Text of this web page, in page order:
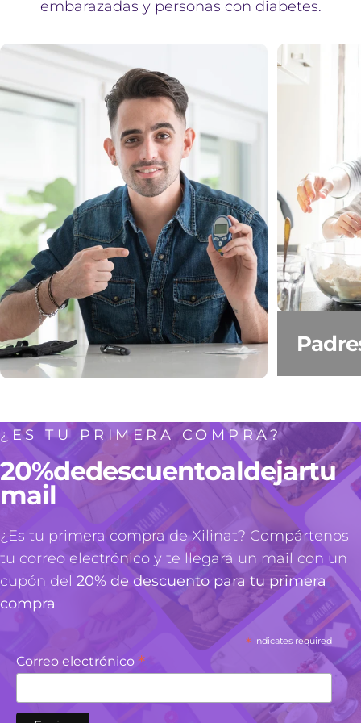
Anónimo
Excelente composición
química y beneficios.
Me encantan sus
propiedades
Noemi Arenmi Gutiérrez Lima
paquete en tiempo y
forma
Feliz de recibir mi paquete
en tiempo y forma.
Anónimo
Excelente producto y el
pack tiene todo lo
necesario
Excelente producto y el
embarazadas y personas con diabetes.
¿ES TU PRIMERA COMPRA?
20%dedescuentoaldejartu
mail
¿Es tu primera compra de Xilinat? Compártenos
tu correo electrónico y te llegará un mail con un
cupón del 20% de descuento para tu primera
compra
* indicates required
Correo electrónico *